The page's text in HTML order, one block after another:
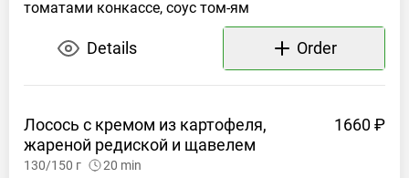
Details Order
Лосось с кремом из картофеля,
жареной редиской и щавелем
1660 ₽
130/150 г 20 min